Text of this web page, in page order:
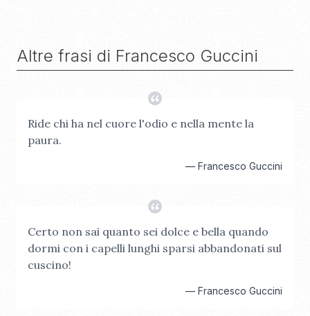
Altre frasi di Francesco Guccini
Ride chi ha nel cuore l'odio e nella mente la
paura.
— Francesco Guccini
Certo non sai quanto sei dolce e bella quando
dormi con i capelli lunghi sparsi abbandonati sul
cuscino!
— Francesco Guccini